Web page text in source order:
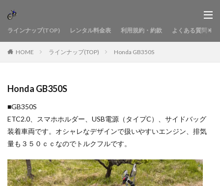
ラインナップ(TOP) レンタル料金表 利用規約・約款 よくある質問
HOME ラインナップ(TOP) Honda GB350S
Honda GB350S
■GB350S
ETC2.0、スマホホルダー、USB電源（タイプC）、サイドバッグ
装着車両です。オシャレなデザインで扱いやすいエンジン、排気
量も３５０ｃｃなのでトルクフルです。